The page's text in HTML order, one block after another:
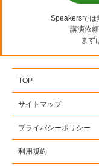
Speakersでは
講演依
まず
TOP
サイトマップ
プライバシーポリシー
利用規約